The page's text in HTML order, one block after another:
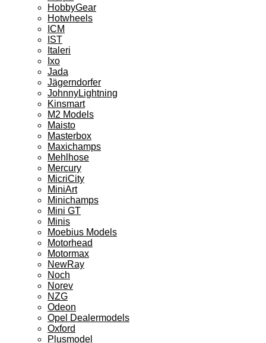
HobbyGear
Hotwheels
ICM
IST
Italeri
Ixo
Jada
Jägerndorfer
JohnnyLightning
Kinsmart
M2 Models
Maisto
Masterbox
Maxichamps
Mehlhose
Mercury
MicriCity
MiniArt
Minichamps
Mini GT
Minis
Moebius Models
Motorhead
Motormax
NewRay
Noch
Norev
NZG
Odeon
Opel Dealermodels
Oxford
Plusmodel